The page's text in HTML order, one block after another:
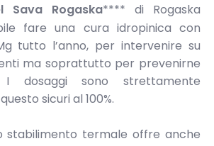
Sava Rogaska**** di Rogaska
fare una cura idropinica con
tutto l’anno, per intervenire su
ma soprattutto per prevenirne
dosaggi sono strettamente
sicuri al 100%.
stabilimento termale offre anche